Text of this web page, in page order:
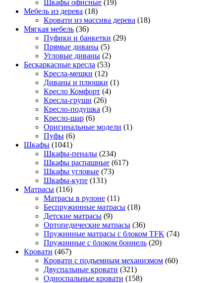
Шкафы офисные (19)
Мебель из дерева (18)
Кровати из массива дерева (18)
Мягкая мебель (36)
Пуфики и банкетки (29)
Прямые диваны (5)
Угловые диваны (2)
Бескаркасные кресла (53)
Кресла-мешки (12)
Диваны и плюшки (1)
Кресло Комфорт (4)
Кресла-груши (26)
Кресло-подушка (3)
Кресло-шар (6)
Оригинальные модели (1)
Пуфы (6)
Шкафы (1041)
Шкафы-пеналы (234)
Шкафы распашные (617)
Шкафы угловые (73)
Шкафы-купе (131)
Матрасы (116)
Матрасы в рулоне (11)
Беспружинные матрасы (18)
Детские матрасы (9)
Ортопедические матрасы (36)
Пружинные матрасы с блоком TFK (74)
Пружинные с блоком боннель (20)
Кровати (467)
Кровати с подъемным механизмом (60)
Двуспальные кровати (321)
Односпальные кровати (158)